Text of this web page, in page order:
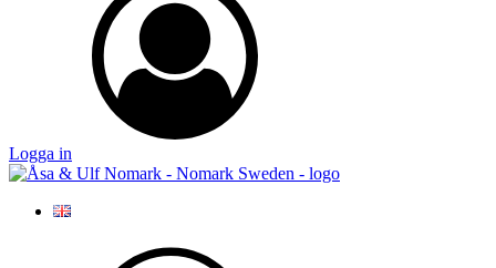
Logga in